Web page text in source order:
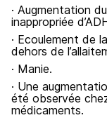
· Augmentation
inappropriée
· Ecoulement de
dehors de
· Manie.
· Une
été observée
médicaments.